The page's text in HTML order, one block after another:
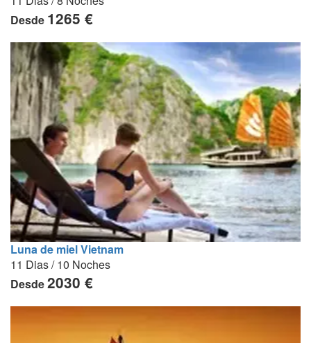
Desde 1265 €
Luna de miel Vietnam
11 Dias / 10 Noches
Desde2030 €